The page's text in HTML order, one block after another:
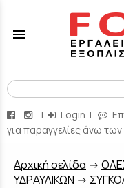
menu
| Login |
για παραγγελίες άνω
Aρχική σελίδα ->
ΥΔΡΑΥΛΙΚΩΝ ->